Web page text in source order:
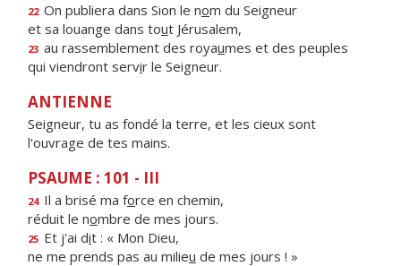
22 On publiera dans Sion le nom du Seigneur
et sa louange dans tout Jérusalem,
23 au rassemblement des royaumes et des peuples
qui viendront servir le Seigneur.
ANTIENNE
Seigneur, tu as fondé la terre, et les cieux sont
l'ouvrage de tes mains.
PSAUME : 101 - III
24 Il a brisé ma force en chemin,
réduit le nombre de mes jours.
25 Et j'ai dit : « Mon Dieu,
ne me prends pas au milieu de mes jours ! »